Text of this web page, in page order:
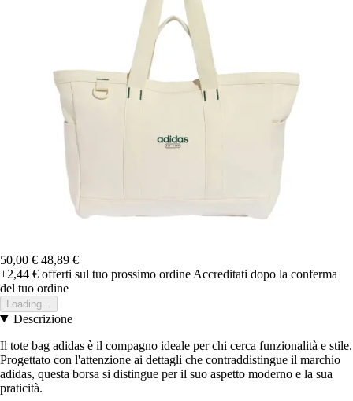
50,00 € 48,89 €
+2,44 € offerti sul tuo prossimo ordine Accreditati dopo la conferma
del tuo ordine
Loading...
Descrizione
Il tote bag adidas è il compagno ideale per chi cerca funzionalità e stile.
Progettato con l'attenzione ai dettagli che contraddistingue il marchio
adidas, questa borsa si distingue per il suo aspetto moderno e la sua
praticità.